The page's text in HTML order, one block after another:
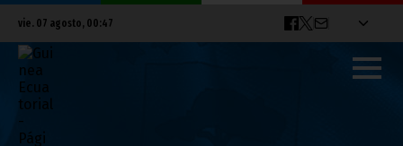
vie. 07 agosto, 00:47